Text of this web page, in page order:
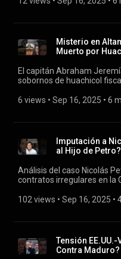
Misterio en
Muerto por
El capitán Abraham
sobornos de huachicol
presuntamente por
6 views • Sep 16, 2025 • 6
Imputación a
al Hijo de Petro?
Análisis del caso Nicolás
contratos irregulares en la
Fiscalía. ¿Cómo estos
102 views • Sep 16, 2025 •
Tensión
Contra Maduro?